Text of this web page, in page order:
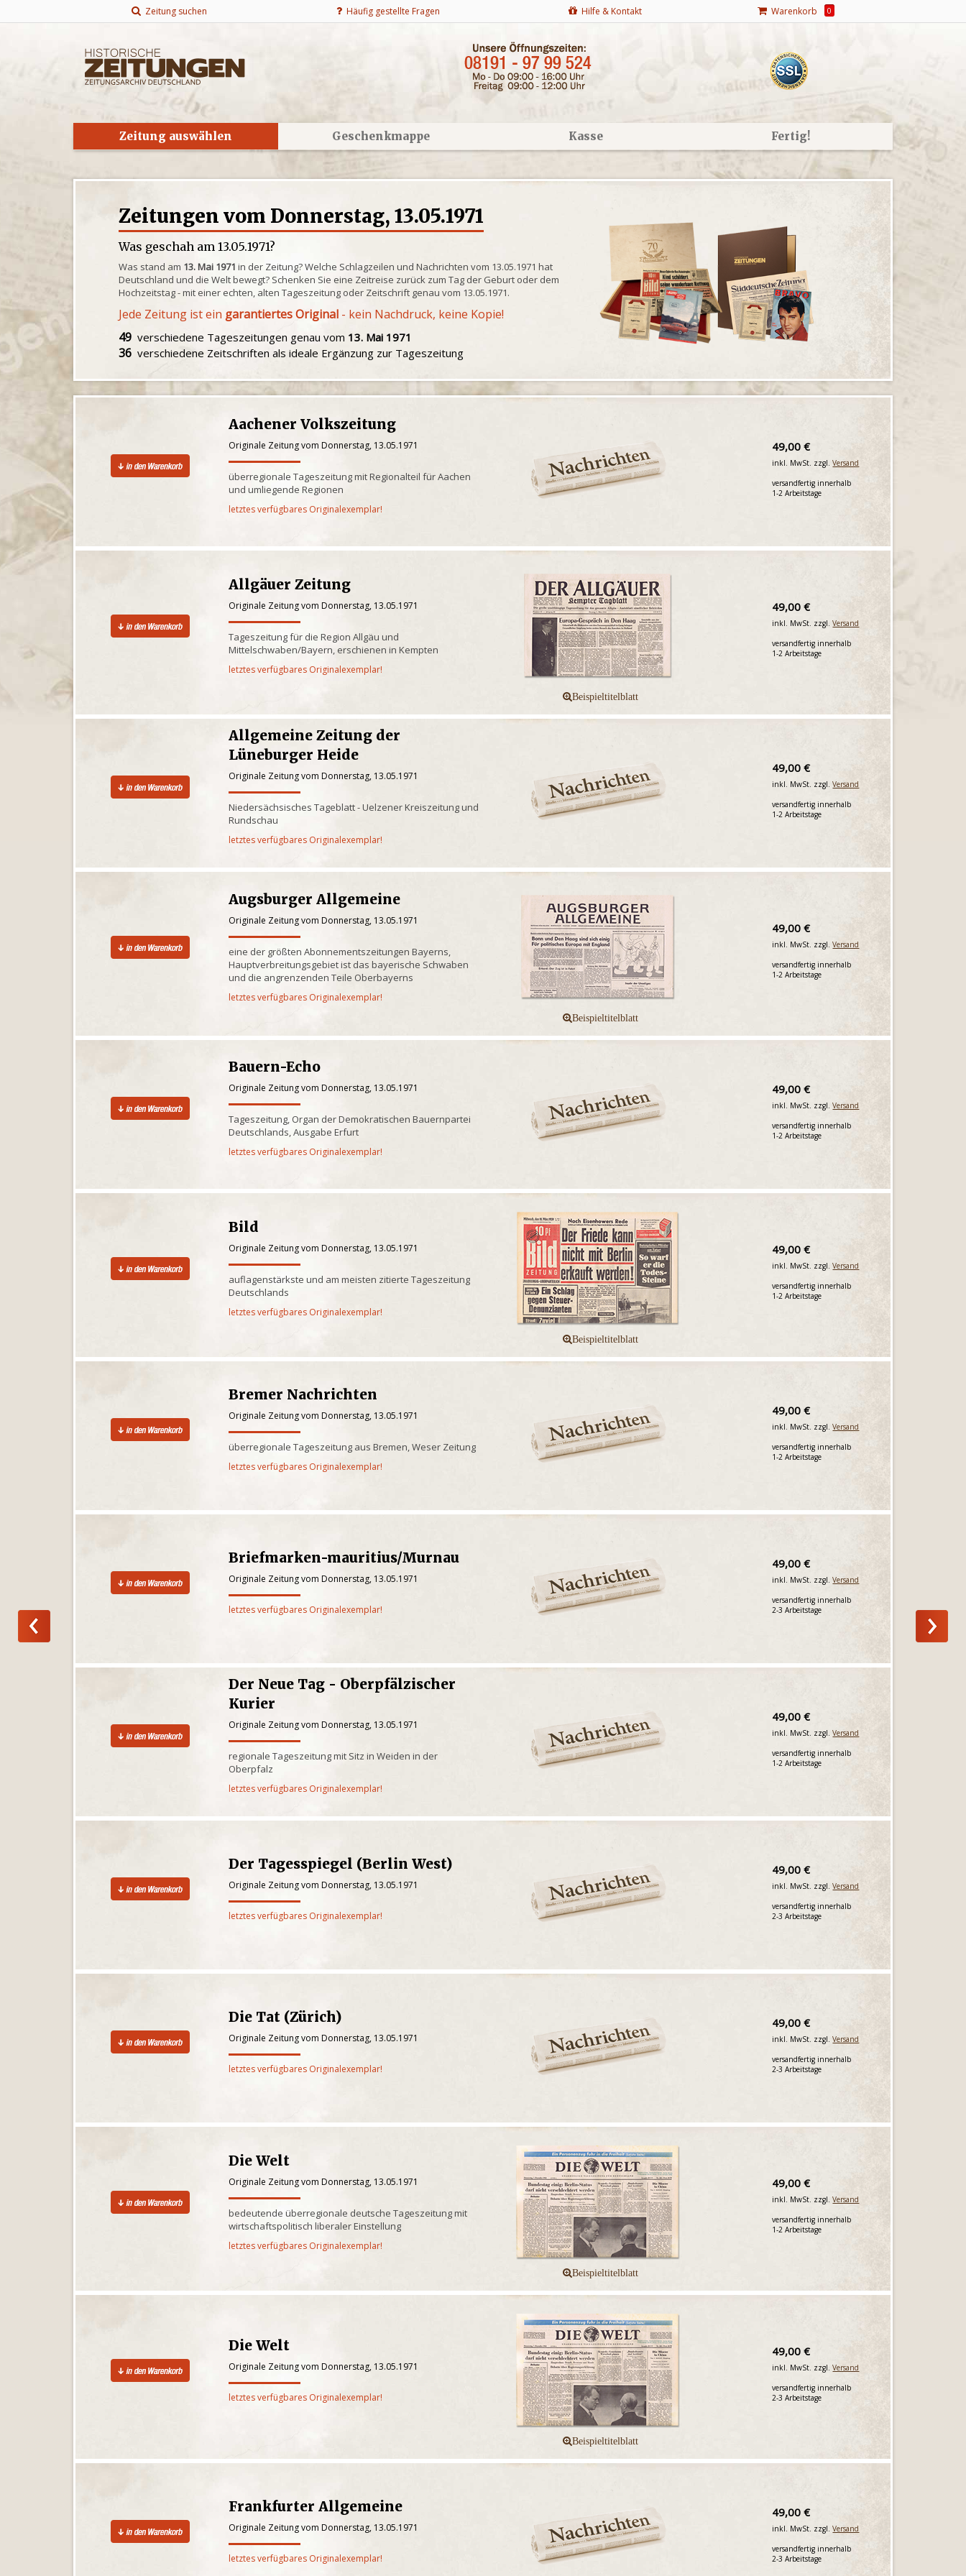
Zeitung suchen Häufig gestellte Fragen Hilfe & Kontakt Warenkorb 0
Zeitung auswählen Geschenkmappe Kasse Fertig!
Zeitungen vom Donnerstag, 13.05.1971
Was geschah am 13.05.1971?
Was stand am 13. Mai 1971 in der Zeitung? Welche Schlagzeilen und Nachrichten vom 13.05.1971 hat
Deutschland und die Welt bewegt? Schenken Sie eine Zeitreise zurück zum Tag der Geburt oder dem
Hochzeitstag - mit einer echten, alten Tageszeitung oder Zeitschrift genau vom 13.05.1971.
Jede Zeitung ist ein garantiertes Original - kein Nachdruck, keine Kopie!
49 verschiedene Tageszeitungen genau vom 13. Mai 1971
36 verschiedene Zeitschriften als ideale Ergänzung zur Tageszeitung
Aachener Volkszeitung
Originale Zeitung vom Donnerstag, 13.05.1971
überregionale Tageszeitung mit Regionalteil für Aachen
und umliegende Regionen
letztes verfügbares Originalexemplar!
49,00 €
inkl. MwSt. zzgl.Versand
versandfertig innerhalb
1-2 Arbeitstage
Allgäuer Zeitung
Originale Zeitung vom Donnerstag, 13.05.1971
Tageszeitung für die Region Allgäu und
Mittelschwaben/Bayern, erschienen in Kempten
letztes verfügbares Originalexemplar!
49,00 €
inkl. MwSt. zzgl.Versand
versandfertig innerhalb
1-2 Arbeitstage
Allgemeine Zeitung der
Lüneburger Heide
Originale Zeitung vom Donnerstag, 13.05.1971
Niedersächsisches Tageblatt - Uelzener Kreiszeitung und
Rundschau
letztes verfügbares Originalexemplar!
49,00 €
inkl. MwSt. zzgl.Versand
versandfertig innerhalb
1-2 Arbeitstage
Augsburger Allgemeine
Originale Zeitung vom Donnerstag, 13.05.1971
eine der größten Abonnementszeitungen Bayerns,
Hauptverbreitungsgebiet ist das bayerische Schwaben
und die angrenzenden Teile Oberbayerns
letztes verfügbares Originalexemplar!
49,00 €
inkl. MwSt. zzgl.Versand
versandfertig innerhalb
1-2 Arbeitstage
Bauern-Echo
Originale Zeitung vom Donnerstag, 13.05.1971
Tageszeitung, Organ der Demokratischen Bauernpartei
Deutschlands, Ausgabe Erfurt
letztes verfügbares Originalexemplar!
49,00 €
inkl. MwSt. zzgl.Versand
versandfertig innerhalb
1-2 Arbeitstage
Bild
Originale Zeitung vom Donnerstag, 13.05.1971
auflagenstärkste und am meisten zitierte Tageszeitung
Deutschlands
letztes verfügbares Originalexemplar!
49,00 €
inkl. MwSt. zzgl.Versand
versandfertig innerhalb
1-2 Arbeitstage
Bremer Nachrichten
Originale Zeitung vom Donnerstag, 13.05.1971
überregionale Tageszeitung aus Bremen, Weser Zeitung
letztes verfügbares Originalexemplar!
49,00 €
inkl. MwSt. zzgl.Versand
versandfertig innerhalb
1-2 Arbeitstage
Briefmarken-mauritius/Murnau
Originale Zeitung vom Donnerstag, 13.05.1971
letztes verfügbares Originalexemplar!
49,00 €
inkl. MwSt. zzgl.Versand
versandfertig innerhalb
2-3 Arbeitstage
Der Neue Tag - Oberpfälzischer
Kurier
Originale Zeitung vom Donnerstag, 13.05.1971
regionale Tageszeitung mit Sitz in Weiden in der
Oberpfalz
letztes verfügbares Originalexemplar!
49,00 €
inkl. MwSt. zzgl.Versand
versandfertig innerhalb
1-2 Arbeitstage
Der Tagesspiegel (Berlin West)
Originale Zeitung vom Donnerstag, 13.05.1971
letztes verfügbares Originalexemplar!
49,00 €
inkl. MwSt. zzgl.Versand
versandfertig innerhalb
2-3 Arbeitstage
Die Tat (Zürich)
Originale Zeitung vom Donnerstag, 13.05.1971
letztes verfügbares Originalexemplar!
49,00 €
inkl. MwSt. zzgl.Versand
versandfertig innerhalb
2-3 Arbeitstage
Die Welt
Originale Zeitung vom Donnerstag, 13.05.1971
bedeutende überregionale deutsche Tageszeitung mit
wirtschaftspolitisch liberaler Einstellung
letztes verfügbares Originalexemplar!
49,00 €
inkl. MwSt. zzgl.Versand
versandfertig innerhalb
1-2 Arbeitstage
Die Welt
Originale Zeitung vom Donnerstag, 13.05.1971
letztes verfügbares Originalexemplar!
49,00 €
inkl. MwSt. zzgl.Versand
versandfertig innerhalb
2-3 Arbeitstage
Frankfurter Allgemeine
Originale Zeitung vom Donnerstag, 13.05.1971
letztes verfügbares Originalexemplar!
49,00 €
inkl. MwSt. zzgl.Versand
versandfertig innerhalb
2-3 Arbeitstage